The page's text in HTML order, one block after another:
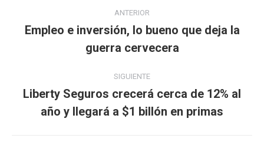
Navegación
entre
publicaciones
ANTERIOR
anterior:
Empleo e inversión, lo bueno que deja la
guerra cervecera
SIGUIENTE
siguiente:
Liberty Seguros crecerá cerca de 12% al
año y llegará a $1 billón en primas